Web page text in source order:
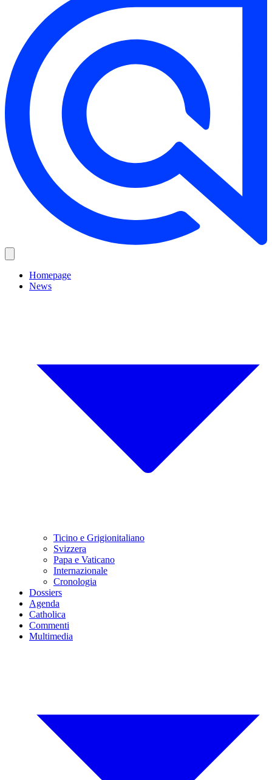
Homepage
News
Ticino e Grigionitaliano
Svizzera
Papa e Vaticano
Internazionale
Cronologia
Dossiers
Agenda
Catholica
Commenti
Multimedia